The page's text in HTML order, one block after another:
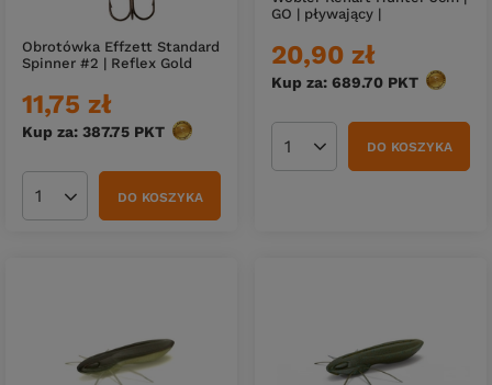
Obrotówka Effzett Standard
Spinner #2 | Reflex Gold
11,75 zł
Kup za: 387.75 PKT punktów
Ilość produktówDO KOSZYKA
GO | pływający |
20,90 zł
Kup za: 689.70 PKT punktów
Ilość produktówDO KOSZYKA